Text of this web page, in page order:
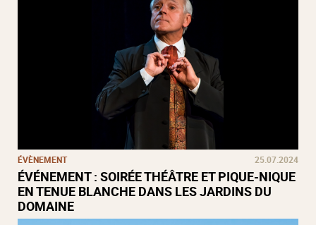
ÉVÈNEMENT 25.07.2024
ÉVÉNEMENT : SOIRÉE THÉÂTRE ET PIQUE-NIQUE
EN TENUE BLANCHE DANS LES JARDINS DU
DOMAINE